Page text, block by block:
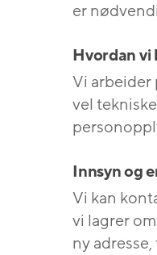
er
Hvordan vi
Vi arbeider
vel
Innsyn og
Vi kan
vi lagrer
ny